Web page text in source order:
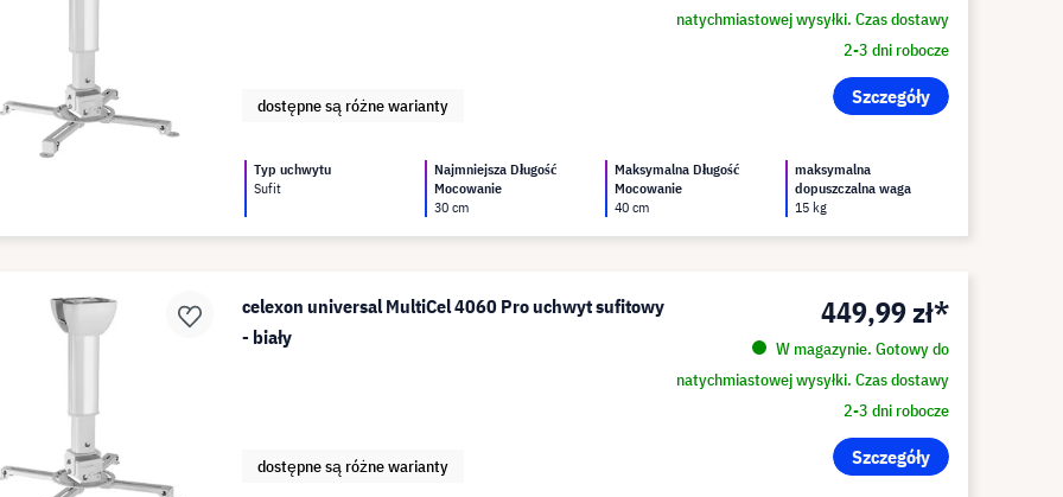
natychmiastowej wysyłki. Czas dostawy
2-3 dni robocze
Szczegóły
dostępne są różne warianty
Typ uchwytu
Sufit
Najmniejsza Długość
Mocowanie
30 cm
Maksymalna Długość
Mocowanie
40 cm
maksymalna
dopuszczalna waga
15 kg
celexon universal MultiCel 4060 Pro uchwyt sufitowy
- biały
449,99 zł*
W magazynie. Gotowy do
natychmiastowej wysyłki. Czas dostawy
2-3 dni robocze
Szczegóły
dostępne są różne warianty